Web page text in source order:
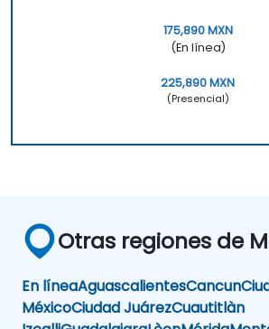
175,890 MXN
(En línea)
225,890 MXN
(Presencial)
Otras regiones de
En líneaAguascalientesCancun
MéxicoCiudad JuárezCuautitlàn